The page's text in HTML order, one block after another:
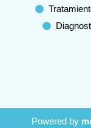
Powered by